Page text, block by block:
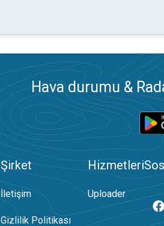
Hava durumu &
Şirket
İletişim
Gizlilik Politikası
Hizmetleri
Uploader